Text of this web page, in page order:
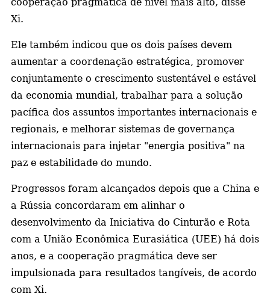
Xi.
Ele também indicou que os dois países devem
aumentar a coordenação estratégica, promover
conjuntamente o crescimento sustentável e estável
da economia mundial, trabalhar para a solução
pacífica dos assuntos importantes internacionais e
regionais, e melhorar sistemas de governança
internacionais para injetar "energia positiva" na
paz e estabilidade do mundo.
Progressos foram alcançados depois que a China e
a Rússia concordaram em alinhar o
desenvolvimento da Iniciativa do Cinturão e Rota
com a União Econômica Eurasiática (UEE) há dois
anos, e a cooperação pragmática deve ser
impulsionada para resultados tangíveis, de acordo
com Xi.